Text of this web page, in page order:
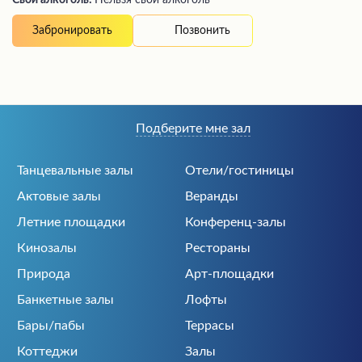
Забронировать Позвонить
Танцевальные залы
Отели/гостиницы
Актовые залы
Веранды
Летние площадки
Конференц-залы
Кинозалы
Рестораны
Природа
Арт-площадки
Банкетные залы
Лофты
Бары/пабы
Террасы
Коттеджи
Залы
Подберите мне зал